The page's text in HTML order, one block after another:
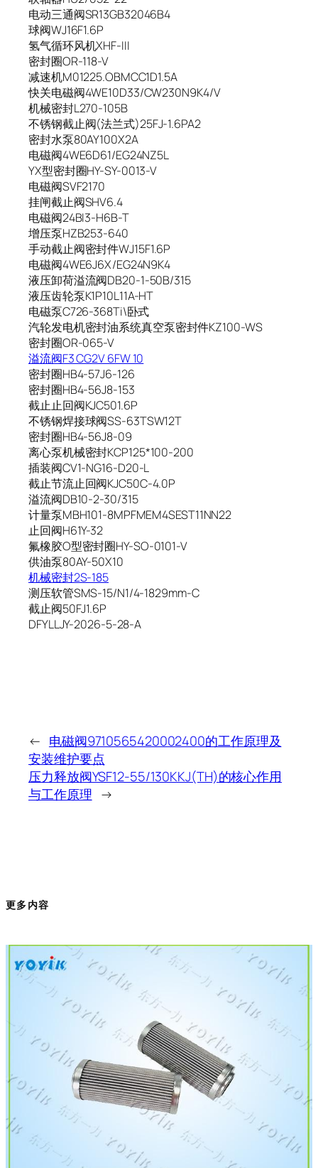
电动三通阀SR13GB32046B4
球阀WJ16F1.6P
氢气循环风机XHF-III
密封圈OR-118-V
减速机M01225.OBMCC1D1.5A
快关电磁阀4WE10D33/CW230N9K4/V
机械密封L270-105B
不锈钢截止阀(法兰式)25FJ-1.6PA2
密封水泵80AY100X2A
电磁阀4WE6D61/EG24NZ5L
YX型密封圈HY-SY-0013-V
电磁阀SVF2170
挂闸截止阀SHV6.4
电磁阀24BI3-H6B-T
增压泵HZB253-640
手动截止阀密封件WJ15F1.6P
电磁阀4WE6J6X/EG24N9K4
液压卸荷溢流阀DB20-1-50B/315
液压齿轮泵K1P10L11A-HT
电磁泵C726-368Ti\卧式
汽轮发电机密封油系统真空泵密封件KZ100-WS
密封圈OR-065-V
溢流阀F3 CG2V 6FW 10
密封圈HB4-57J6-126
密封圈HB4-56J8-153
截止止回阀KJC501.6P
不锈钢焊接球阀SS-63TSW12T
密封圈HB4-56J8-09
离心泵机械密封KCP125*100-200
插装阀CV1-NG16-D20-L
截止节流止回阀KJC50C-4.0P
溢流阀DB10-2-30/315
计量泵MBH101-8MPFMEM4SEST11NN22
止回阀H61Y-32
氟橡胶O型密封圈HY-SO-0101-V
供油泵80AY-50X10
机械密封2S-185
测压软管SMS-15/N1/4-1829mm-C
截止阀50FJ1.6P
DFYLLJY-2026-5-28-A
← 电磁阀9710565420002400的工作原理及
安装维护要点
压力释放阀YSF12-55/130KKJ(TH)的核心作用
与工作原理 →
更多内容